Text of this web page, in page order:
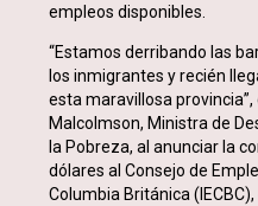
empleos disponibles.
“Estamos derribando las
los inmigrantes y recién
esta maravillosa
Malcolmson, Ministra de
la Pobreza, al anunciar la
dólares al Consejo de
Columbia Británica